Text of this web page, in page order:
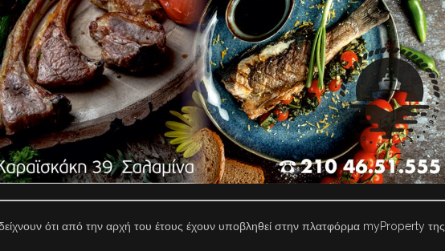
δείχνουν ότι από την αρχή του έτους έχουν υποβληθεί στην πλατφόρμα myProperty της